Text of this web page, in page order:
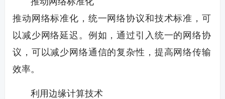
推动网络标准化，统一网络协议和技术标准，可
以减少网络延迟。例如，通过引入统一的网络协
议，可以减少网络通信的复杂性，提高网络传输
效率。
利用边缘计算技术